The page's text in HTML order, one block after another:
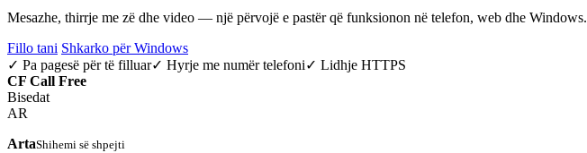
Mesazhe, thirrje me zë dhe video — një përvojë e pastër që funksionon në telefon, web dhe Windows.
Fillo tani Shkarko për Windows
✓ Pa pagesë për të filluar✓ Hyrje me numër telefoni✓ Lidhje HTTPS
CF Call Free
Bisedat
AR
ArtaShihemi së shpejti